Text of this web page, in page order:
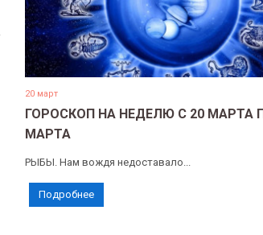
20 март
ГОРОСКОП НА НЕДЕЛЮ С 20 МАРТА
МАРТА
РЫБЫ. Нам вождя недоставало...
Подробнее